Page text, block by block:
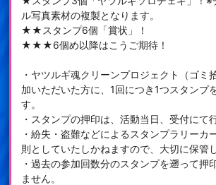
ル写真素材の複製となります。
★★スタンプ6個「賞状」！
★★★6個め以降はこうご期待！
・ヤツルギ魂クリーンプロジェクト（ゴミ
加いただいた方に、1回につき1つスタンプ
す。
・スタンプの押印は、活動当日、受付にて
・紛失・盗難などによるスタンプラリーカ
則としていたしかねますので、大切に保管
・過去の参加回数分のスタンプを遡って押
ません。